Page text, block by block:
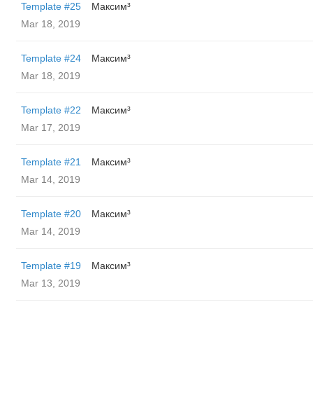
Template #25
Максим³
Mar 18, 2019
Template #24
Максим³
Mar 18, 2019
Template #22
Максим³
Mar 17, 2019
Template #21
Максим³
Mar 14, 2019
Template #20
Максим³
Mar 14, 2019
Template #19
Максим³
Mar 13, 2019